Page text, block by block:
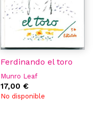
Ferdinando el toro
Munro Leaf
17,00 €
No disponible